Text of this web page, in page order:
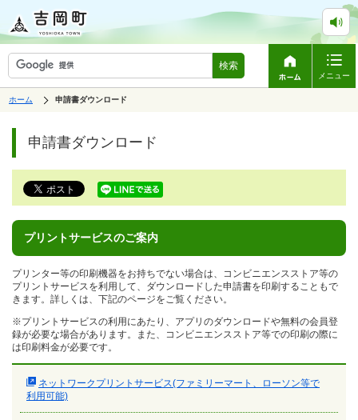
検索
メニュー
表
は、
ホーム
の
申請書ダウンロード
す。
ジ
の
す。
申請書ダウンロード
プリントサービスのご案内
プリンター等の印刷機器をお持ちでない場合は、コンビニエンスストア等の
プリントサービスを利用して、ダウンロードした申請書を印刷することもで
きます。詳しくは、下記のページをご覧ください。
※プリントサービスの利用にあたり、アプリのダウンロードや無料の会員登
録が必要な場合があります。また、コンビニエンスストア等での印刷の際に
は印刷料金が必要です。
ネットワークプリントサービス(ファミリーマート、ローソン等で
利用可能)